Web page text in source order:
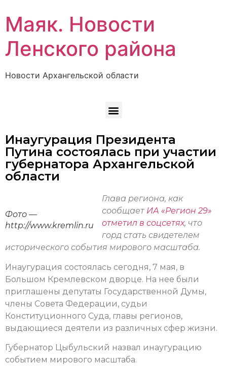
Маяк. Новости
Ленского района
Новости Архангельской области
Инаугурация Президента
Путина состоялась при участии
губернатора Архангельской
области
Фото —
http://www.kremlin.ru
Глава региона, как
сообщает ИА «Регион 29»
отметил в соцсетях, что
горд стать свидетелем
исторического события мирового масштаба.
Инаугурация состоялась сегодня, 7 мая, в
Большом Кремлевском дворце. На нее были
приглашены депутаты Государственной Думы,
члены Совета Федерации, судьи
Конституционного Суда, главы регионов,
выдающиеся деятели из различных сфер жизни.
Губернатор Цыбульский назвал инаугурацию
событием мирового масштаба.